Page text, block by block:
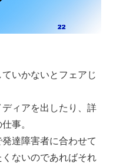
いかないとフェアじ
ィアを出したり、詳
事。
達障害者に合わせて
ないのであればそれ